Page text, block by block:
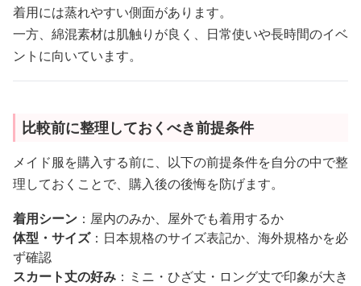
着用には蒸れやすい側面があります。
一方、綿混素材は肌触りが良く、日常使いや長時間のイベ
ントに向いています。
比較前に整理しておくべき前提条件
メイド服を購入する前に、以下の前提条件を自分の中で整
理しておくことで、購入後の後悔を防げます。
着用シーン ：屋内のみか、屋外でも着用するか
体型・サイズ：日本規格のサイズ表記か、海外規格かを必
ず確認
スカート丈の好み ：ミニ・ひざ丈・ロング丈で印象が大き